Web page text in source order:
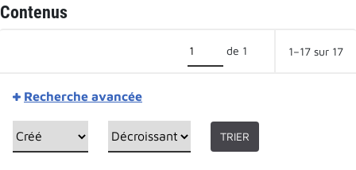
Contenus
de 1 1–17 sur 17
Recherche avancée
TRIER